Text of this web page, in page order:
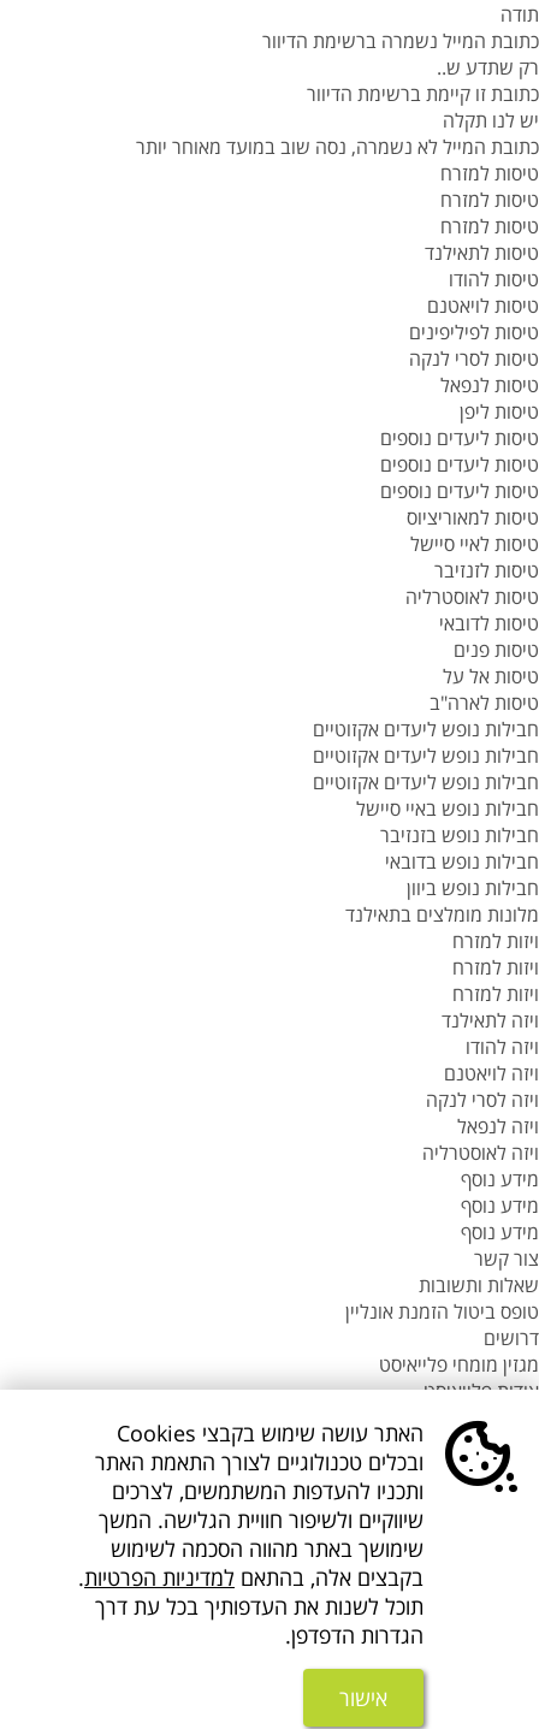
תודה
כתובת המייל נשמרה ברשימת הדיוור
רק שתדע ש..
כתובת זו קיימת ברשימת הדיוור
יש לנו תקלה
כתובת המייל לא נשמרה, נסה שוב במועד מאוחר יותר
טיסות למזרח
טיסות למזרח
טיסות למזרח
טיסות לתאילנד
טיסות להודו
טיסות לויאטנם
טיסות לפיליפינים
טיסות לסרי לנקה
טיסות לנפאל
טיסות ליפן
טיסות ליעדים נוספים
טיסות ליעדים נוספים
טיסות ליעדים נוספים
טיסות למאוריציוס
טיסות לאיי סיישל
טיסות לזנזיבר
טיסות לאוסטרליה
טיסות לדובאי
טיסות פנים
טיסות אל על
טיסות לארה"ב
חבילות נופש ליעדים אקזוטיים
חבילות נופש ליעדים אקזוטיים
חבילות נופש ליעדים אקזוטיים
חבילות נופש באיי סיישל
חבילות נופש בזנזיבר
חבילות נופש בדובאי
חבילות נופש ביוון
מלונות מומלצים בתאילנד
ויזות למזרח
ויזות למזרח
ויזות למזרח
ויזה לתאילנד
ויזה להודו
ויזה לויאטנם
ויזה לסרי לנקה
ויזה לנפאל
ויזה לאוסטרליה
מידע נוסף
מידע נוסף
מידע נוסף
צור קשר
שאלות ותשובות
טופס ביטול הזמנת אונליין
דרושים
מגזין מומחי פלייאיסט
אודות פלייאיסט
סניפי flyeast בעולם
סניפי flyeast בעולם
סניף flyeast תאילנד
קישורים נוספים
הצהרת מדיניות ופרטיות
הצהרת נגישות
About us flyeast english
האתר עושה שימוש בקבצי Cookies
ובכלים טכנולוגיים לצורך התאמת האתר
ותכניו להעדפות המשתמשים, לצרכים
שיווקיים ולשיפור חוויית הגלישה. המשך
שימושך באתר מהווה הסכמה לשימוש
בקבצים אלה, בהתאם למדיניות הפרטיות.
תוכל לשנות את העדפותיך בכל עת דרך
הגדרות הדפדפן.
אישור